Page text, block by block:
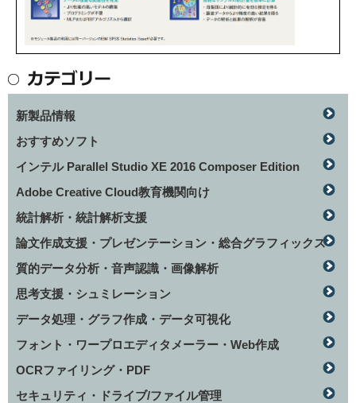
新製品情報
おすすめソフト
インテル Parallel Studio XE 2016 Composer Edition
Adobe Creative Cloud教育機関向け
統計解析・統計解析支援
論文作成支援・プレゼンテーション・総合グラフィックス
質的データ分析・音声認識・画像解析
思考支援・シュミレーション
データ処理・グラフ作成・データ可視化
フォント・ワープロエディタメーラー・Web作成
OCRファイリング・PDF
セキュリティ・ドライブ/ファイル管理